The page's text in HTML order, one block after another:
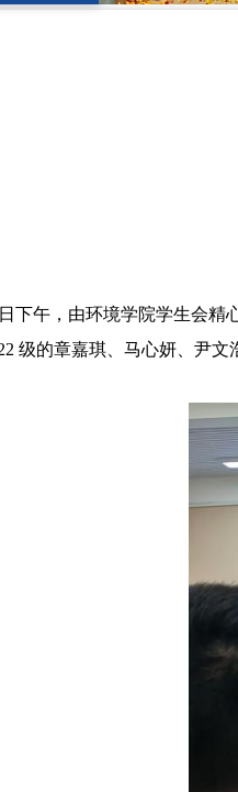
下午，由环境学院学生会
级的章嘉琪、马心妍、尹